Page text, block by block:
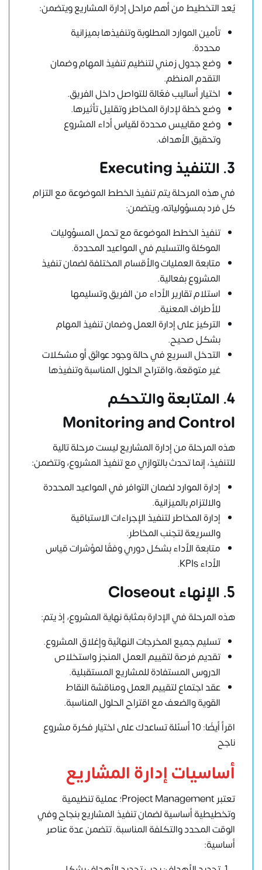
يُعد التخطيط من أهم مراحل إدارة المشاريع ويتضمن:
تأمين الموارد المطلوبة وتنفيذها بميزانية
محددة.
وضع جدول زمني لتنظيم تنفيذ المهام وضمان
التقدم المنظم.
اختيار أساليب فعّالة للتواصل داخل الفريق.
وضع خطة لإدارة المخاطر وتقليل تأثيرها.
وضع مقاييس محددة لقياس أداء المشروع
وتحقيق الأهداف.
3. التنفيذ Executing
في هذه المرحلة يتم تنفيذ الخطط الموضوعة مع التزام
كل فرد بمسؤولياته، ويتضمن:
تنفيذ الخطط الموضوعة مع تحمل المسؤوليات
الموكلة والتسليم في المواعيد المحددة.
متابعة العمليات والأقسام المختلفة لضمان تنفيذ
المشروع بفعالية.
استلام تقارير الأداء من الفريق وتسليمها
للأطراف المعنية.
التركيز على إدارة العمل وضمان تنفيذ المهام
بشكل صحيح.
التدخل السريع في حالة وجود عوائق أو مشكلات
غير متوقعة، واقتراح الحلول المناسبة وتنفيذها
4. المتابعة والتحكم
Monitoring and Control
هذه المرحلة من إدارة المشاريع ليست مرحلة تالية
للتنفيذ، إنما تحدث بالتوازي مع تنفيذ المشروع، وتتضمن:
إدارة الموارد لضمان التوافر في المواعيد المحددة
والالتزام بالميزانية.
إدارة المخاطر لتنفيذ الإجراءات الاستباقية
والسريعة لتجنب المخاطر.
متابعة الأداء بشكل دوري وفقًا لمؤشرات قياس
الأداء KPIs.
5. الإنهاء Closeout
هذه المرحلة في الإدارة بمثابة نهاية المشروع، إذ يتم:
تسليم جميع المخرجات النهائية وإغلاق المشروع.
تقديم فرصة لتقييم العمل المنجز واستخلاص
الدروس المستفادة للمشاريع المستقبلية.
عقد اجتماع لتقييم العمل ومناقشة النقاط
القوية والضعف مع اقتراح الحلول المناسبة.
اقرأ أيضًا: 10 أسئلة تساعدك على اختيار فكرة مشروع
ناجح
أساسيات إدارة المشاريع
تعتبر Project Management؛ عملية تنظيمية
وتخطيطية أساسية لضمان تنفيذ المشاريع بنجاح وفي
الوقت المحدد والتكلفة المناسبة. تتضمن عدة عناصر
أساسية: